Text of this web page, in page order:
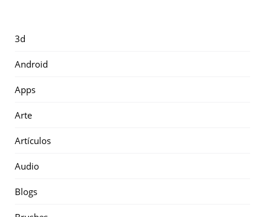
3d
Android
Apps
Arte
Artículos
Audio
Blogs